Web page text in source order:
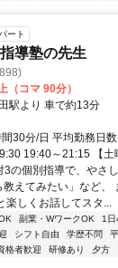
ート
導塾の先生
（コマ 90分）
駅より 車で約13分
30分/日 平均勤務日
19:40～21:15 【土
3の個別指導で、やさ
教えてみたい」など、
しくお話してスタ...
副業・WワークOK 1
シフト自由 学歴不問
格者歓迎 研修あり 夕方